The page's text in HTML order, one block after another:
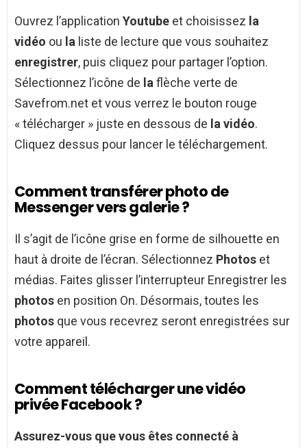
Ouvrez l’application Youtube et choisissez la
vidéo ou la liste de lecture que vous souhaitez
enregistrer, puis cliquez pour partager l’option.
Sélectionnez l’icône de la flèche verte de
Savefrom.net et vous verrez le bouton rouge
« télécharger » juste en dessous de la vidéo.
Cliquez dessus pour lancer le téléchargement.
Comment transférer photo de
Messenger vers galerie ?
Il s’agit de l’icône grise en forme de silhouette en
haut à droite de l’écran. Sélectionnez Photos et
médias. Faites glisser l’interrupteur Enregistrer les
photos en position On. Désormais, toutes les
photos que vous recevrez seront enregistrées sur
votre appareil.
Comment télécharger une vidéo
privée Facebook ?
Assurez-vous que vous êtes connecté à